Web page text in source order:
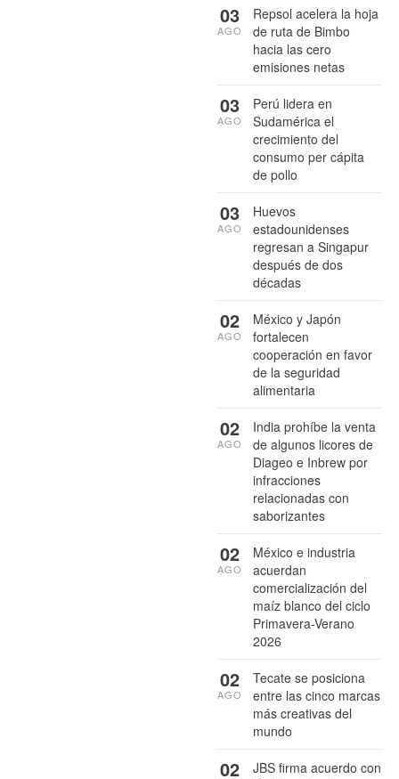
Repsol acelera la hoja
de ruta de Bimbo
hacia las cero
emisiones netas
03
AGO
Perú lidera en
Sudamérica el
crecimiento del
consumo per cápita
de pollo
03
AGO
Huevos
estadounidenses
regresan a Singapur
después de dos
décadas
03
AGO
México y Japón
fortalecen
cooperación en favor
de la seguridad
alimentaria
02
AGO
India prohíbe la venta
de algunos licores de
Diageo e Inbrew por
infracciones
relacionadas con
saborizantes
02
AGO
México e industria
acuerdan
comercialización del
maíz blanco del ciclo
Primavera-Verano
2026
02
AGO
Tecate se posiciona
entre las cinco marcas
más creativas del
mundo
02
AGO
JBS firma acuerdo con
02